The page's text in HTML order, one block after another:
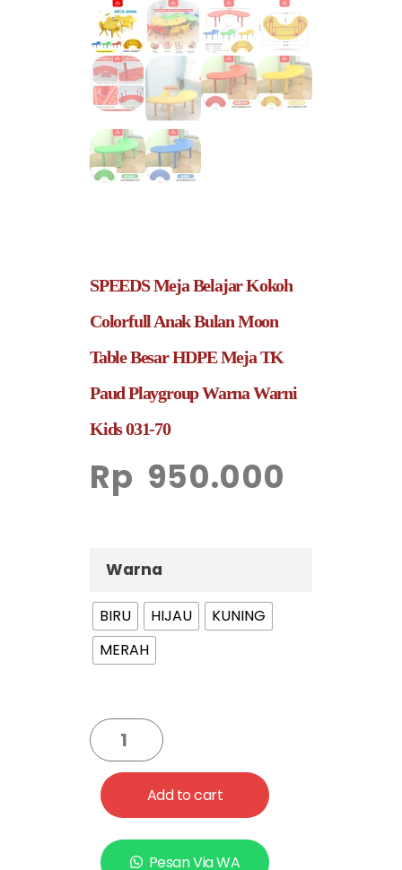
SPEEDS Meja Belajar Kokoh
Colorfull Anak Bulan Moon
Table Besar HDPE Meja TK
Paud Playgroup Warna Warni
Kids 031-70
Rp 950.000
Warna
BIRU HIJAU
KUNING
MERAH
Add to cart
Pesan Via WA